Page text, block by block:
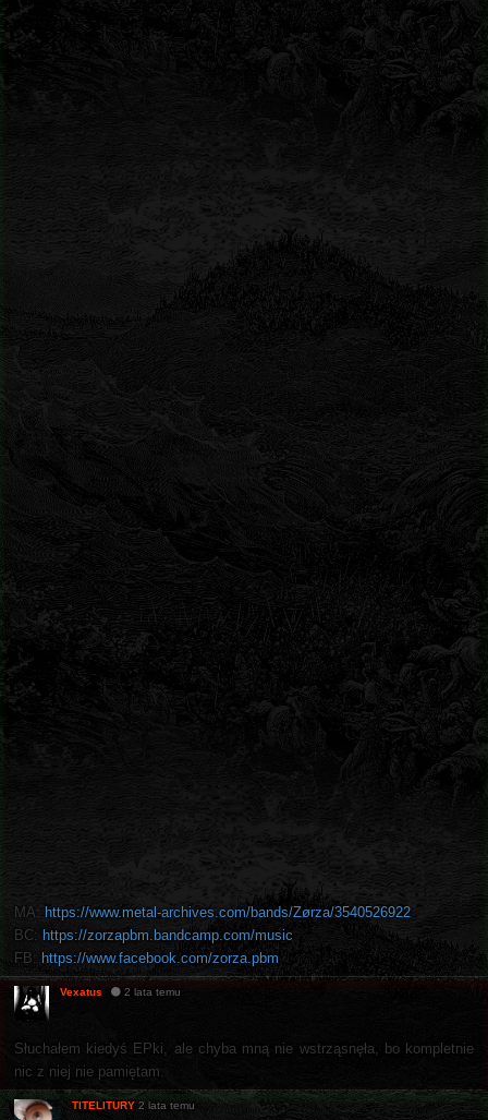
MA: https://www.metal-archives.com/bands/Zørza/3540526922
BC: https://zorzapbm.bandcamp.com/music
FB: https://www.facebook.com/zorza.pbm
Vexatus 2 lata temu
Słuchałem kiedyś EPki, ale chyba mną nie wstrząsnęła, bo kompletnie
nic z niej nie pamiętam.
TITELITURY 2 lata temu